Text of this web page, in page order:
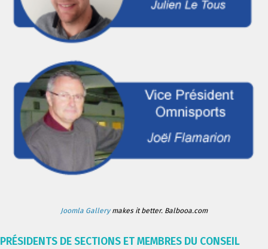
Joomla Gallerymakes it better. Balbooa.com
PRÉSIDENTS DE SECTIONS ET MEMBRES DU CONSEIL